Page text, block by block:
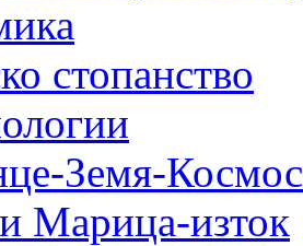
стопанство
Земя-Космос
Марица-изток